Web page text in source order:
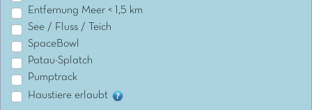
Entfernung Meer < 1,5 km
See / Fluss / Teich
SpaceBowl
Patau-Splatch
Pumptrack
Haustiere erlaubt